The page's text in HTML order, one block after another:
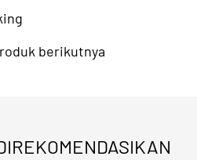
dan lingkungan
nano-graphite particles
berikutnya